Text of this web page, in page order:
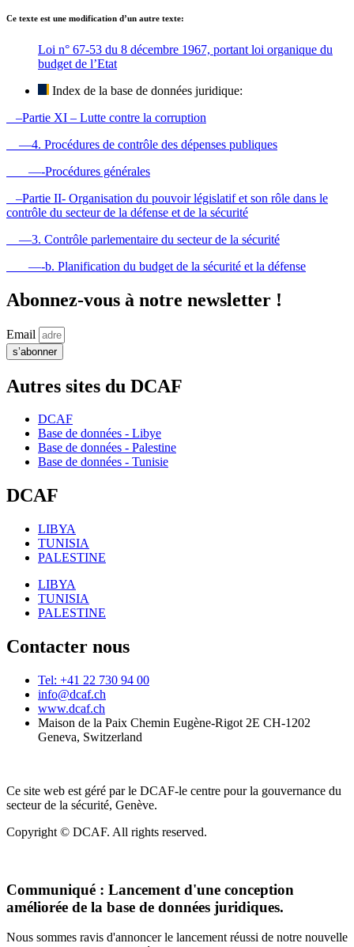
Ce texte est une modification d’un autre texte:
Loi n° 67-53 du 8 décembre 1967, portant loi organique du
budget de l’Etat
Index de la base de données juridique:
–Partie XI – Lutte contre la corruption
—4. Procédures de contrôle des dépenses publiques
—-Procédures générales
–Partie II- Organisation du pouvoir législatif et son rôle dans le
contrôle du secteur de la défense et de la sécurité
—3. Contrôle parlementaire du secteur de la sécurité
—-b. Planification du budget de la sécurité et la défense
Abonnez-vous à notre newsletter !
Email
s’abonner
Autres sites du DCAF
DCAF
Base de données - Libye
Base de données - Palestine
Base de données - Tunisie
DCAF
LIBYA
TUNISIA
PALESTINE
LIBYA
TUNISIA
PALESTINE
Contacter nous
Tel: +41 22 730 94 00
info@dcaf.ch
www.dcaf.ch
Maison de la Paix Chemin Eugène-Rigot 2E CH-1202
Geneva, Switzerland
Ce site web est géré par le DCAF-le centre pour la gouvernance du
secteur de la sécurité, Genève.
Copyright © DCAF. All rights reserved.
Communiqué : Lancement d'une conception
améliorée de la base de données juridiques.
Nous sommes ravis d'annoncer le lancement réussi de notre nouvelle